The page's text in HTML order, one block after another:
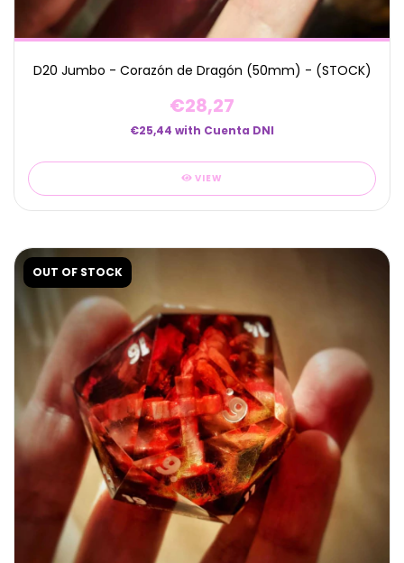
D20 Jumbo - Corazón de Dragón (50mm) - (STOCK)
€28,27
€25,44 with Cuenta DNI
VIEW
OUT OF STOCK